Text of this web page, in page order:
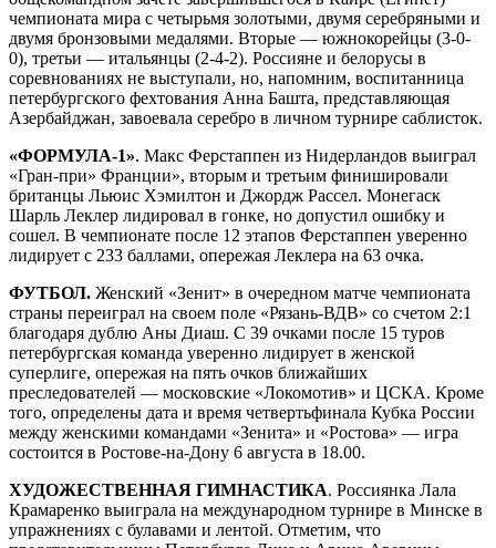
чемпионата мира с четырьмя золотыми, двумя серебряными и
двумя бронзовыми медалями. Вторые — южнокорейцы (3‑0-
0), третьи — итальянцы (2‑4-2). Россияне и белорусы в
соревнованиях не выступали, но, напомним, воспитанница
петербургского фехтования Анна Башта, представляющая
Азербайджан, завоевала серебро в личном турнире саблисток.
«ФОРМУЛА-1». Макс Ферстаппен из Нидерландов выиграл
«Гран-при» Франции», вторым и третьим финишировали
британцы Льюис Хэмилтон и Джордж Рассел. Монегаск
Шарль ­Леклер лидировал в гонке, но допустил ошибку и
сошел. В чемпионате ­после 12 этапов Ферстаппен уверенно
лидирует с 233 баллами, опережая Леклера на 63 очка.
ФУТБОЛ. Женский «Зенит» в очередном матче чемпионата
страны переиграл на своем поле «Рязань-ВДВ» со счетом 2:1
благодаря дублю Аны Диаш. С 39 очками после 15 туров
петербургская команда уверенно лидирует в женской
суперлиге, опережая на пять очков ближайших
преследователей — московские «Локомотив» и ЦСКА. Кроме
того, определены дата и время четвертьфинала Кубка России
между женскими командами «Зенита» и «Ростова» — игра
состоится в Ростове-на-Дону 6 августа в 18.00.
ХУДОЖЕСТВЕННАЯ ГИМНАСТИКА. Россиянка Лала
Крамаренко выиграла на международном турнире в Минске в
упражнениях с булавами и лентой. Отметим, что